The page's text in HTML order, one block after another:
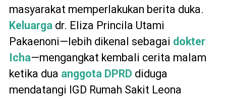
masyarakat memperlakukan berita duka.
Keluarga dr. Eliza Princila Utami
Pakaenoni—lebih dikenal sebagai dokter
Icha—mengangkat kembali cerita malam
ketika dua anggota DPRD diduga
mendatangi IGD Rumah Sakit Leona